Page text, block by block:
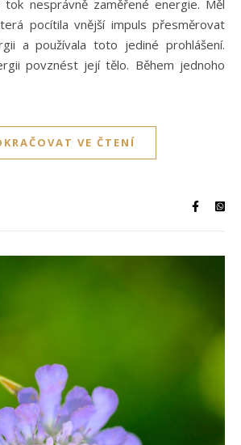
nesprávně zaměřené energie. Měl
pocítila vnější impuls přesměrovat
a používala toto jediné prohlášení.
povznést její tělo. Během jednoho
VE ČTENÍ